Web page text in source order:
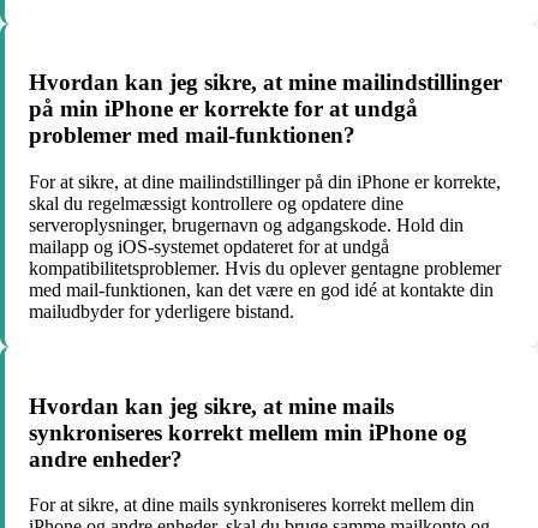
Hvordan kan jeg sikre, at mine mailindstillinger
på min iPhone er korrekte for at undgå
problemer med mail-funktionen?
For at sikre, at dine mailindstillinger på din iPhone er korrekte,
skal du regelmæssigt kontrollere og opdatere dine
serveroplysninger, brugernavn og adgangskode. Hold din
mailapp og iOS-systemet opdateret for at undgå
kompatibilitetsproblemer. Hvis du oplever gentagne problemer
med mail-funktionen, kan det være en god idé at kontakte din
mailudbyder for yderligere bistand.
Hvordan kan jeg sikre, at mine mails
synkroniseres korrekt mellem min iPhone og
andre enheder?
For at sikre, at dine mails synkroniseres korrekt mellem din